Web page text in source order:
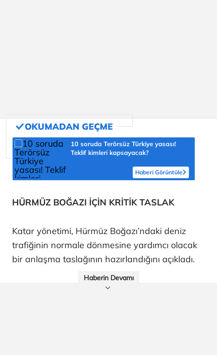
10 soruda Terörsüz Türkiye yasası!
Teklif kimleri kapsayacak?
Haberi Görüntüle
HÜRMÜZ BOĞAZI İÇİN KRİTİK TASLAK
Katar yönetimi, Hürmüz Boğazı’ndaki deniz
trafiğinin normale dönmesine yardımcı olacak
bir anlaşma taslağının hazırlandığını açıkladı.
Haberin Devamı